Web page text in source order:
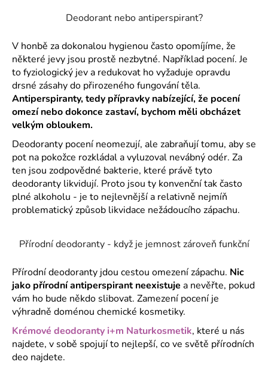
Deodorant nebo antiperspirant?
V honbě za dokonalou hygienou často opomíjíme, že
některé jevy jsou prostě nezbytné. Například pocení. Je
to fyziologický jev a redukovat ho vyžaduje opravdu
drsné zásahy do přirozeného fungování těla.
Antiperspiranty, tedy přípravky nabízející, že pocení
omezí nebo dokonce zastaví, bychom měli obcházet
velkým obloukem.
Deodoranty pocení neomezují, ale zabraňují tomu, aby se
pot na pokožce rozkládal a vyluzoval nevábný odér. Za
ten jsou zodpovědné bakterie, které právě tyto
deodoranty likvidují. Proto jsou ty konvenční tak často
plné alkoholu - je to nejlevnější a relativně nejmíň
problematický způsob likvidace nežádoucího zápachu.
Přírodní deodoranty - když je jemnost zároveň funkční
Přírodní deodoranty jdou cestou omezení zápachu. Nic
jako přírodní antiperspirant neexistuje a nevěřte, pokud
vám ho bude někdo slibovat. Zamezení pocení je
výhradně doménou chemické kosmetiky.
Krémové deodoranty i+m Naturkosmetik, které u nás
najdete, v sobě spojují to nejlepší, co ve světě přírodních
deo najdete.
D
o
p
o
r
u
č
u
j
e
m
e